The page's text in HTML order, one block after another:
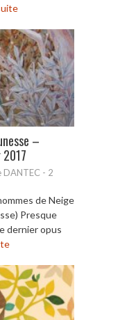
–
DANTEC - 2
de Neige
Presque
dernier opus